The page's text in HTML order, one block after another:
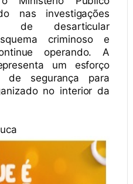
nas investigações
desarticular
criminoso e
operando. A
um esforço
de segurança para
no interior da